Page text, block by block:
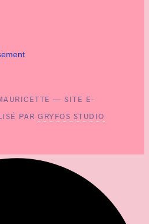
— SITE E-
PAR GRYFOS STUDIO